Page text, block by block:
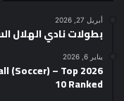
أبريل 27, 2026
بطولات نادي الهلال
يناير 6, 2026
(Soccer) – Top
10 Ranked